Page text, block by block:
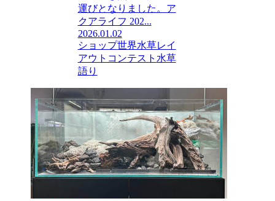
運びとなりました。ア
クアライフ 202...
2026.01.02
ショップ世界水草レイ
アウトコンテスト 水草
語り